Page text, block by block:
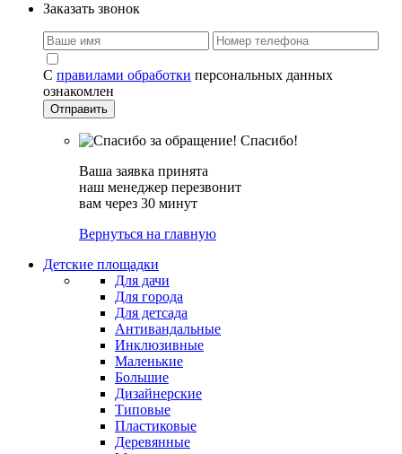
Заказать звонок
С правилами обработки персональных данных
ознакомлен
Спасибо!
Ваша заявка принята
наш менеджер перезвонит
вам через 30 минут
Вернуться на главную
Детские площадки
Для дачи
Для города
Для детсада
Антивандальные
Инклюзивные
Маленькие
Большие
Дизайнерские
Типовые
Пластиковые
Деревянные